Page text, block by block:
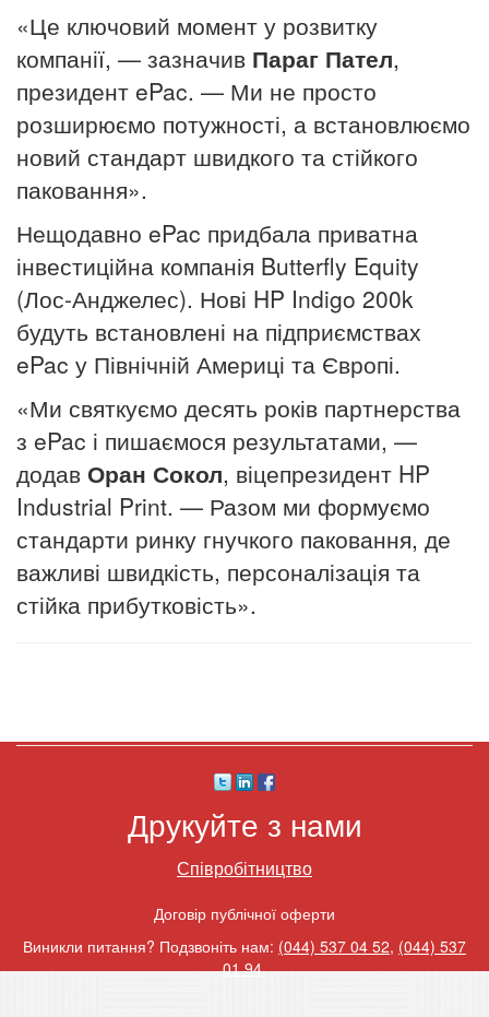
«Це ключовий момент у розвитку
компанії, — зазначив Параг Пател,
президент ePac. — Ми не просто
розширюємо потужності, а встановлюємо
новий стандарт швидкого та стійкого
паковання».
Нещодавно ePac придбала приватна
інвестиційна компанія Butterfly Equity
(Лос-Анджелес). Нові HP Indigo 200k
будуть встановлені на підприємствах
ePac у Північній Америці та Європі.
«Ми святкуємо десять років партнерства
з ePac і пишаємося результатами, —
додав Оран Сокол, віцепрезидент HP
Industrial Print. — Разом ми формуємо
стандарти ринку гнучкого паковання, де
важливі швидкість, персоналізація та
стійка прибутковість».
Друкуйте з нами
Співробітництво
Договір публічної оферти
Виникли питання? Подзвоніть нам: (044) 537 04 52, (044) 537
01 94.